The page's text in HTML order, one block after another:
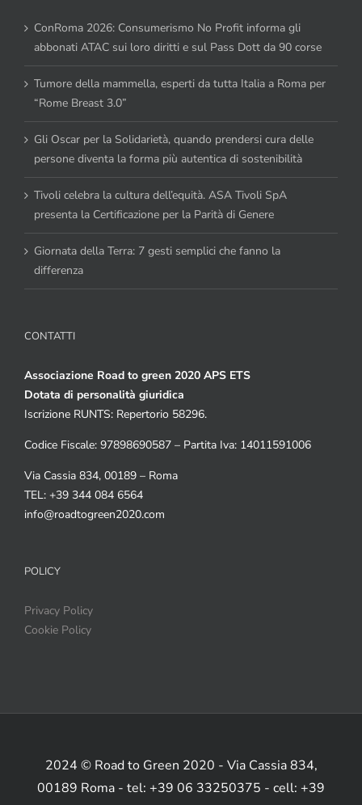
ConRoma 2026: Consumerismo No Profit informa gli
abbonati ATAC sui loro diritti e sul Pass Dott da 90 corse
Tumore della mammella, esperti da tutta Italia a Roma per
“Rome Breast 3.0”
Gli Oscar per la Solidarietà, quando prendersi cura delle
persone diventa la forma più autentica di sostenibilità
Tivoli celebra la cultura dell’equità. ASA Tivoli SpA
presenta la Certificazione per la Parità di Genere
Giornata della Terra: 7 gesti semplici che fanno la
differenza
CONTATTI
Associazione Road to green 2020 APS ETS
Dotata di personalità giuridica
Iscrizione RUNTS: Repertorio 58296.
Codice Fiscale: 97898690587 – Partita Iva: 14011591006
Via Cassia 834, 00189 – Roma
TEL: +39 344 084 6564
info@roadtogreen2020.com
POLICY
Privacy Policy
Cookie Policy
2024 © Road to Green 2020 - Via Cassia 834,
00189 Roma - tel: +39 06 33250375 - cell: +39